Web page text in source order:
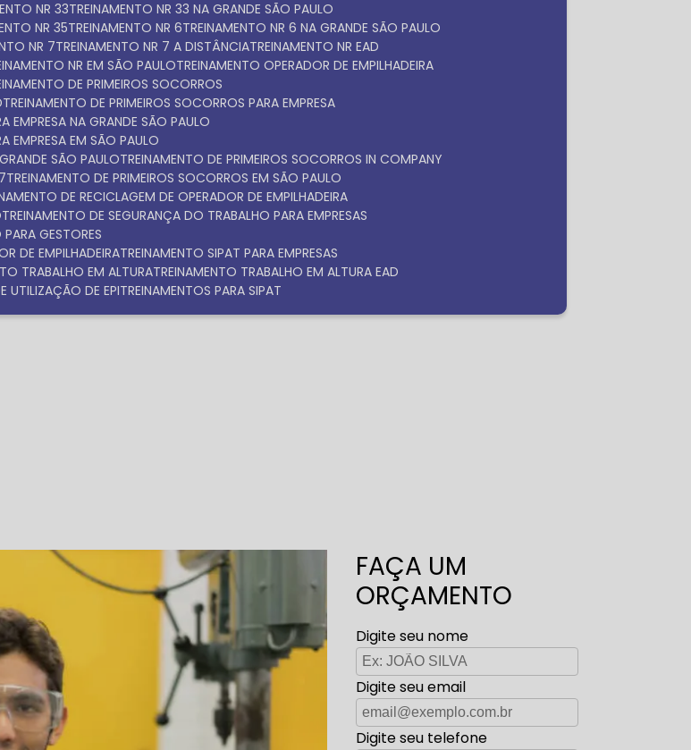
NR 33 TREINAMENTO NR 33 NA GRANDE SÃO PAULO
NR 35 TREINAMENTO NR 6 TREINAMENTO NR 6 NA GRANDE SÃO PAULO
NR 7 TREINAMENTO NR 7 A DISTÂNCIA TREINAMENTO NR EAD
NR EM SÃO PAULO TREINAMENTO OPERADOR DE EMPILHADEIRA
DE PRIMEIROS SOCORROS
TREINAMENTO DE PRIMEIROS SOCORROS PARA EMPRESA
EMPRESA NA GRANDE SÃO PAULO
EMPRESA EM SÃO PAULO
SÃO PAULO TREINAMENTO DE PRIMEIROS SOCORROS IN COMPANY
TREINAMENTO DE PRIMEIROS SOCORROS EM SÃO PAULO
DE RECICLAGEM DE OPERADOR DE EMPILHADEIRA
TREINAMENTO DE SEGURANÇA DO TRABALHO PARA EMPRESAS
GESTORES
DE EMPILHADEIRA TREINAMENTO SIPAT PARA EMPRESAS
TRABALHO EM ALTURA TREINAMENTO TRABALHO EM ALTURA EAD
UTILIZAÇÃO DE EPI TREINAMENTOS PARA SIPAT
FAÇA UM
ORÇAMENTO
Digite seu nome
Digite seu email
Digite seu telefone